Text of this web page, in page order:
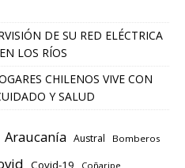
DE SU RED ELÉCTRICA
LOS RÍOS
CHILENOS VIVE CON
Y SALUD
Araucanía Austral Bomberos
Covid-19 Coñaripe